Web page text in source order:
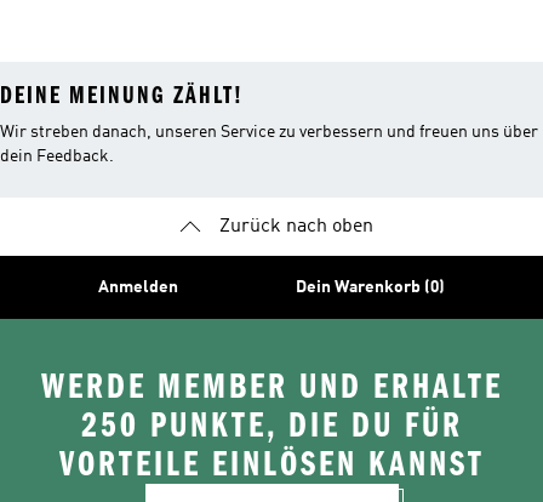
DEINE MEINUNG ZÄHLT!
Wir streben danach, unseren Service zu verbessern und freuen uns über
dein Feedback.
Zurück nach oben
Anmelden Dein Warenkorb (0)
WERDE MEMBER UND ERHALTE
250 PUNKTE, DIE DU FÜR
VORTEILE EINLÖSEN KANNST